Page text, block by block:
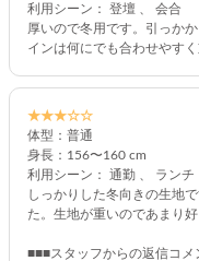
利用シーン： 登壇 、 会合
厚いので冬用です。引っか
インは何にでも合わせやすく
★★★☆☆
体型：普通
身長：156〜160 cm
利用シーン： 通勤 、 ランチ
しっかりした冬向きの生地
た。生地が重いのであまり
■■■スタッフからの返信コメ